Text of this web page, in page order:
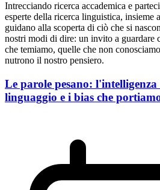
Intrecciando ricerca accademica e
esperte della ricerca linguistica, insieme
guidano alla scoperta di ciò che si
nostri modi di dire: un invito a guardare
che temiamo, quelle che non
nutrono il nostro pensiero.
Le parole pesano:
linguaggio e i bias che